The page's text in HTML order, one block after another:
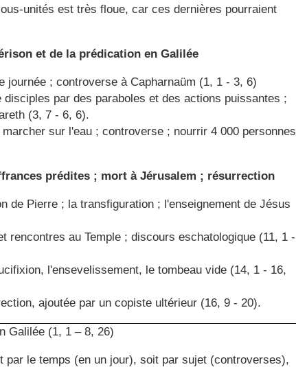
unités est très floue, car ces dernières pourraient
et de la prédication en Galilée
journée ; controverse à Capharnaüm (1, 1 - 3, 6)
par des paraboles et des actions puissantes ;
(3, 7 - 6, 6).
sur l'eau ; controverse ; nourrir 4 000 personnes
prédites ; mort à Jérusalem ; résurrection
de Pierre ; la transfiguration ; l'enseignement de Jésus
rencontres au Temple ; discours eschatologique (11, 1 -
l'ensevelissement, le tombeau vide (14, 1 - 16,
ajoutée par un copiste ultérieur (16, 9 - 20).
Galilée (1, 1 – 8, 26)
le temps (en un jour), soit par sujet (controverses),